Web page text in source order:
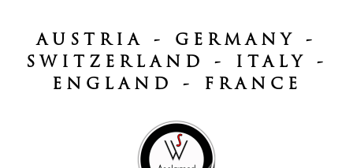
AUSTRIA - GERMANY -
SWITZERLAND - ITALY -
ENGLAND - FRANCE